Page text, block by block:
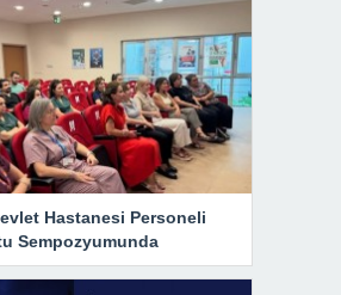
Hastanesi Personeli
Sempozyumunda